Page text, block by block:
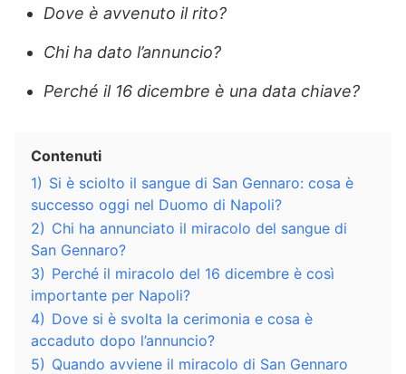
Dove è avvenuto il rito?
Chi ha dato l’annuncio?
Perché il 16 dicembre è una data chiave?
Contenuti
1) Si è sciolto il sangue di San Gennaro: cosa è
successo oggi nel Duomo di Napoli?
2) Chi ha annunciato il miracolo del sangue di
San Gennaro?
3) Perché il miracolo del 16 dicembre è così
importante per Napoli?
4) Dove si è svolta la cerimonia e cosa è
accaduto dopo l’annuncio?
5) Quando avviene il miracolo di San Gennaro